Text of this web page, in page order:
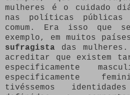
mulheres é o cuidado
nas políticas públicas
comum. Era isso que
exemplo, em muitos
sufragista das
acreditar que existem
especificamente
especificamente
tivéssemos